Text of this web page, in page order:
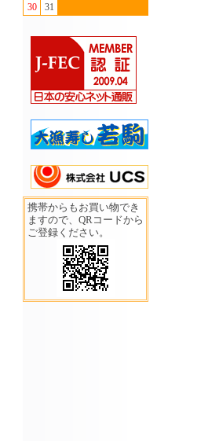
30
31
携帯からもお買い物でき
ますので、QRコードから
ご登録ください。